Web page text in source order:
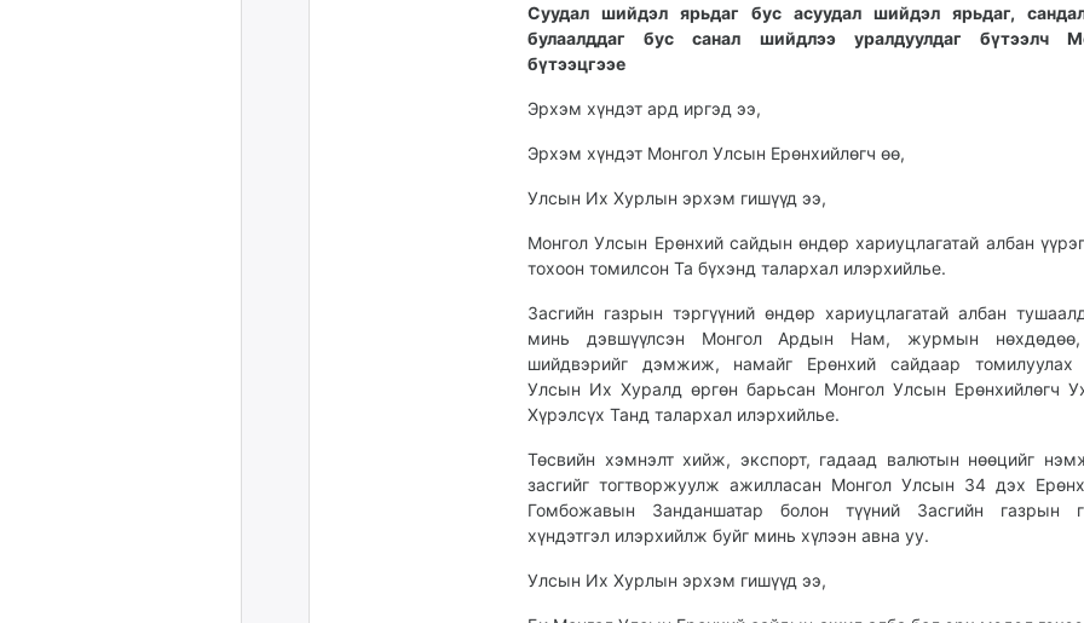
Суудал шийдэл ярьдаг бус асуудал шийдэл ярьдаг,
булаалддаг бус санал шийдлээ уралдуулдаг бүтээлч
бүтээцгээе
Эрхэм хүндэт ард иргэд ээ,
Эрхэм хүндэт Монгол Улсын Ерөнхийлөгч өө,
Улсын Их Хурлын эрхэм гишүүд ээ,
Монгол Улсын Ерөнхий сайдын өндөр хариуцлагатай албан
тохоон томилсон Та бүхэнд талархал илэрхийлье.
Засгийн газрын тэргүүний өндөр хариуцлагатай албан
минь дэвшүүлсэн Монгол Ардын Нам, журмын
шийдвэрийг дэмжиж, намайг Ерөнхий сайдаар томилуулах
Улсын Их Хуралд өргөн барьсан Монгол Улсын Ерөнхийлөгч
Хүрэлсүх Танд талархал илэрхийлье.
Төсвийн хэмнэлт хийж, экспорт, гадаад валютын нөөцийг
засгийг тогтворжуулж ажилласан Монгол Улсын 34 дэх
Гомбожавын Занданшатар болон түүний Засгийн газрын
хүндэтгэл илэрхийлж буйг минь хүлээн авна уу.
Улсын Их Хурлын эрхэм гишүүд ээ,